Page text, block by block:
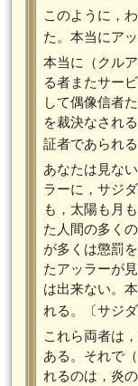
このように，
た。本当にア
本当に（クル
る者またサー
して偶像信者
を裁決なされ
証者であられる
あなたは見な
ラーに，サジ
も，太陽も月
た人間の多く
が多くは懲罰
たアッラーが
は出来ない。
れる。〔サジダ
これら両者は
ある。それで
れるのは，炎